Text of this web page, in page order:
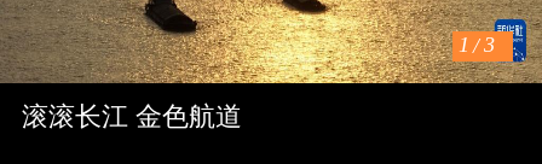
1 /3
滚滚长江 金色航道